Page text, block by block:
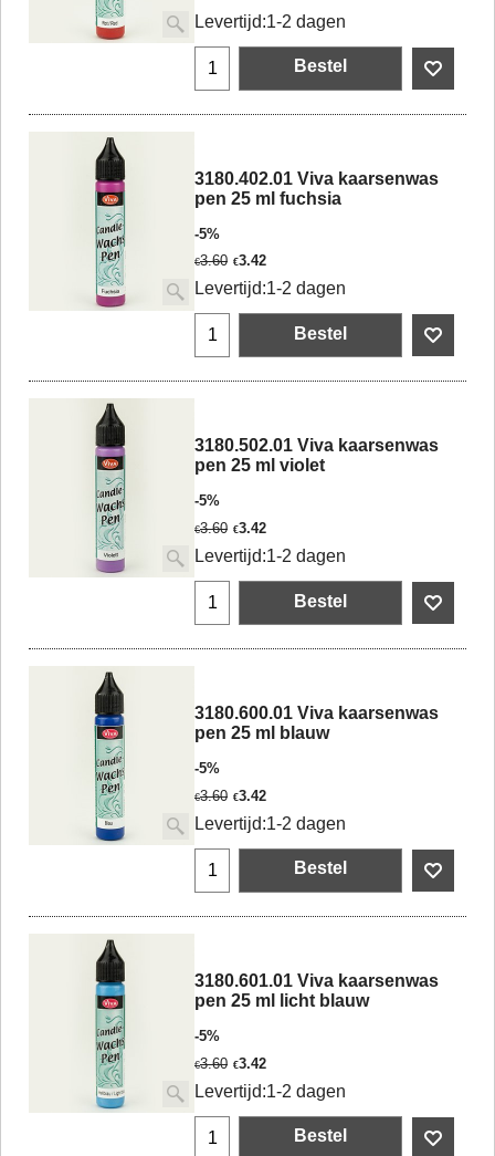
Levertijd:1-2 dagen
Bestel
3180.402.01 Viva kaarsenwas
pen 25 ml fuchsia
-5%
€3.60 €3.42
Levertijd:1-2 dagen
Bestel
3180.502.01 Viva kaarsenwas
pen 25 ml violet
-5%
€3.60 €3.42
Levertijd:1-2 dagen
Bestel
3180.600.01 Viva kaarsenwas
pen 25 ml blauw
-5%
€3.60 €3.42
Levertijd:1-2 dagen
Bestel
3180.601.01 Viva kaarsenwas
pen 25 ml licht blauw
-5%
€3.60 €3.42
Levertijd:1-2 dagen
Bestel